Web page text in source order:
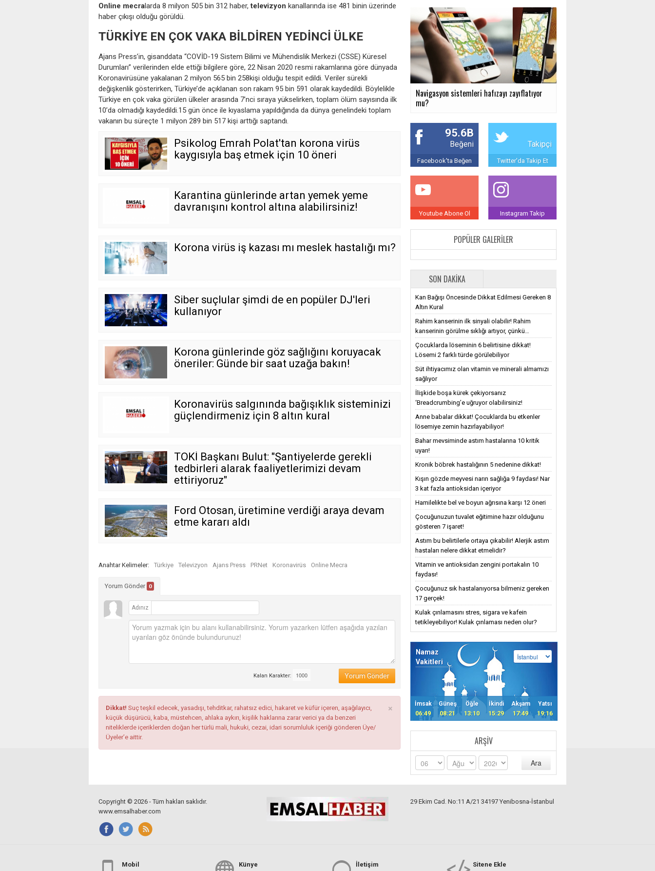
Online mecralarda 8 milyon 505 bin 312 haber,televizyon kanallarında ise 481 binin üzerinde
haber çıkışı olduğu görüldü.
TÜRKİYE EN ÇOK VAKA BİLDİREN YEDİNCİ ÜLKE
Ajans Press’in, gisanddata “COVİD-19 Sistem Bilimi ve Mühendislik Merkezi (CSSE) Küresel
Durumları” verilerinden elde ettiği bilgilere göre, 22 Nisan 2020 resmi rakamlarına göre dünyada
Koronavirüsüne yakalanan 2 milyon 565 bin 258kişi olduğu tespit edildi. Veriler sürekli
değişkenlik gösterirken, Türkiye’de açıklanan son rakam 95 bin 591 olarak kaydedildi. Böylelikle
Türkiye en çok vaka görülen ülkeler arasında 7’nci sıraya yükselirken, toplam ölüm sayısında ilk
10’da olmadığı kaydedildi.15 gün önce ile kıyaslama yapıldığında da dünya genelindeki toplam
vakanın bu süreçte 1 milyon 289 bin 517 kişi arttığı saptandı.
Psikolog Emrah Polat'tan korona virüs
kaygısıyla baş etmek için 10 öneri
Karantina günlerinde artan yemek yeme
davranışını kontrol altına alabilirsiniz!
Korona virüs iş kazası mı meslek hastalığı mı?
Siber suçlular şimdi de en popüler DJ'leri
kullanıyor
Korona günlerinde göz sağlığını koruyacak
öneriler: Günde bir saat uzağa bakın!
Koronavirüs salgınında bağışıklık sisteminizi
güçlendirmeniz için 8 altın kural
TOKİ Başkanı Bulut: "Şantiyelerde gerekli
tedbirleri alarak faaliyetlerimizi devam
ettiriyoruz"
Ford Otosan, üretimine verdiği araya devam
etme kararı aldı
Anahtar Kelimeler: Türkiye Televizyon Ajans Press PRNet Koronavirüs Online Mecra
Yorum Gönder 0
Adınız
Yorum Gönder
Kalan Karakter:
×
Dikkat! Suç teşkil edecek, yasadışı, tehditkar, rahatsız edici, hakaret ve küfür içeren, aşağılayıcı,
küçük düşürücü, kaba, müstehcen, ahlaka aykırı, kişilik haklarına zarar verici ya da benzeri
niteliklerde içeriklerden doğan her türlü mali, hukuki, cezai, idari sorumluluk içeriği gönderen Üye/
Üyeler’e aittir.
Navigasyon sistemleri hafızayı zayıflatıyor
mu?
95.6B
Beğeni
Facebook'ta Beğen
Takipçi
Twitter'da Takip Et
Youtube Abone Ol Instagram Takip
POPÜLER GALERILER
SON DAKIKA
Kan Bağışı Öncesinde Dikkat Edilmesi Gereken 8
Altın Kural
Rahim kanserinin ilk sinyali olabilir! Rahim
kanserinin görülme sıklığı artıyor, çünkü…
Çocuklarda löseminin 6 belirtisine dikkat!
Lösemi 2 farklı türde görülebiliyor
Süt ihtiyacımız olan vitamin ve minerali almamızı
sağlıyor
İlişkide boşa kürek çekiyorsanız
‘Breadcrumbing’e uğruyor olabilirsiniz!
Anne babalar dikkat! Çocuklarda bu etkenler
lösemiye zemin hazırlayabiliyor!
Bahar mevsiminde astım hastalarına 10 kritik
uyarı!
Kronik böbrek hastalığının 5 nedenine dikkat!
Kışın gözde meyvesi narın sağlığa 9 faydası! Nar
3 kat fazla antioksidan içeriyor
Hamilelikte bel ve boyun ağrısına karşı 12 öneri
Çocuğunuzun tuvalet eğitimine hazır olduğunu
gösteren 7 işaret!
Astım bu belirtilerle ortaya çıkabilir! Alerjik astım
hastaları nelere dikkat etmelidir?
Vitamin ve antioksidan zengini portakalın 10
faydası!
Çocuğunuz sık hastalanıyorsa bilmeniz gereken
17 gerçek!
Kulak çınlamasını stres, sigara ve kafein
tetikleyebiliyor! Kulak çınlaması neden olur?
Namaz
Vakitleri
İmsak Güneş Öğle İkindi Akşam Yatsı
06:49 08:21 13:10 15:29 17:49 19:16
ARŞIV
Ara
Copyright © 2026 - Tüm hakları saklıdır.
www.emsalhaber.com
29 Ekim Cad. No:11 A/21 34197 Yenibosna-İstanbul
Mobil
Künye
İletişim
Sitene Ekle